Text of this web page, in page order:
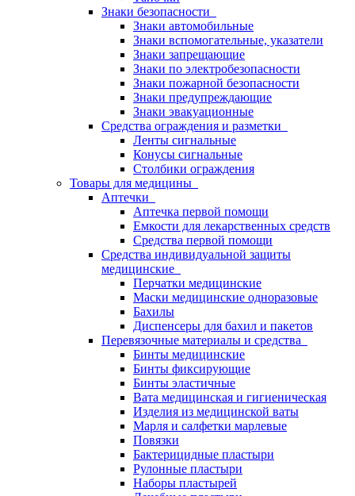
Знаки безопасности
Знаки автомобильные
Знаки вспомогательные, указатели
Знаки запрещающие
Знаки по электробезопасности
Знаки пожарной безопасности
Знаки предупреждающие
Знаки эвакуационные
Средства ограждения и разметки
Ленты сигнальные
Конусы сигнальные
Столбики ограждения
Товары для медицины
Аптечки
Аптечка первой помощи
Емкости для лекарственных средств
Средства первой помощи
Средства индивидуальной защиты
медицинские
Перчатки медицинские
Маски медицинские одноразовые
Бахилы
Диспенсеры для бахил и пакетов
Перевязочные материалы и средства
Бинты медицинские
Бинты фиксирующие
Бинты эластичные
Вата медицинская и гигиеническая
Изделия из медицинской ваты
Марля и салфетки марлевые
Повязки
Бактерицидные пластыри
Рулонные пластыри
Наборы пластырей